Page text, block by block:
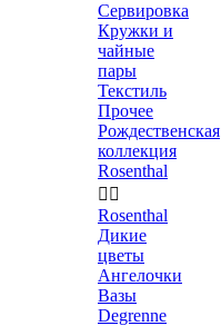
Сервировка
Кружки и
чайные
пары
Текстиль
Прочее
Рождественская
коллекция
Rosenthal
 
Rosenthal
Дикие
цветы
Ангелочки
Вазы
Degrenne